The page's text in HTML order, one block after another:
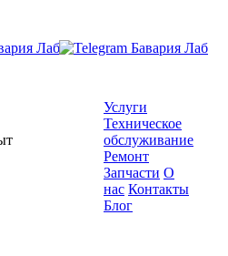
Услуги
Техническое
обслуживание
Ремонт
Запчасти О
нас Контакты
Блог